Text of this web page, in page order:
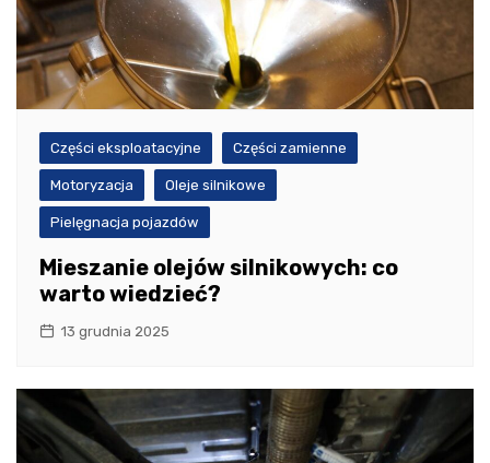
Części eksploatacyjne Części zamienne
Motoryzacja Oleje silnikowe
Pielęgnacja pojazdów
Mieszanie olejów silnikowych: co
warto wiedzieć?
13 grudnia 2025